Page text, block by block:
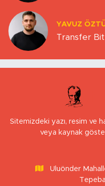
YAVUZ
Transfer
Sitemizdeki yazı, resim ve
veya kaynak
Uluönder